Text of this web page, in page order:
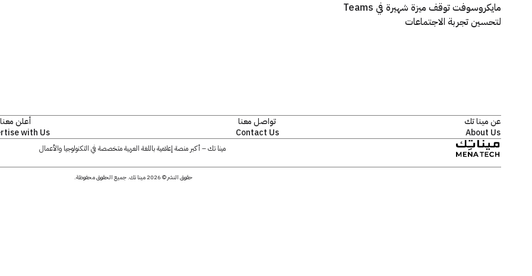
مايكروسوفت توقف ميزة شهيرة في Teams
لتحسين تجربة الاجتماعات
عن مينا تك
About Us
تواصل معنا
Contact Us
أعلن معنا
with Us
مينا تك – أكبر منصة إعلامية باللغة العربية متخصصة في التكنولوجيا والأعمال
حقوق النشر © 2026 مينا تك. جميع الحقوق محفوظة.